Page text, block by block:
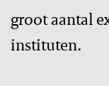
groot aantal
instituten.